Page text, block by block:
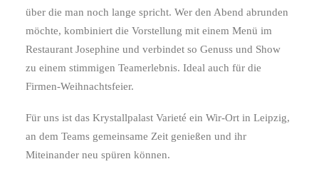
über die man noch lange spricht. Wer den Abend abrunden
möchte, kombiniert die Vorstellung mit einem Menü im
Restaurant Josephine und verbindet so Genuss und Show
zu einem stimmigen Teamerlebnis. Ideal auch für die
Firmen-Weihnachtsfeier.
Für uns ist das Krystallpalast Varieté ein Wir-Ort in Leipzig,
an dem Teams gemeinsame Zeit genießen und ihr
Miteinander neu spüren können.